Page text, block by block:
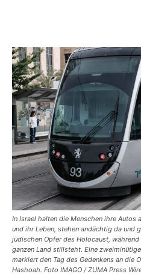
In Israel halten die Menschen ihre Autos
und ihr Leben, stehen andächtig da und
jüdischen Opfer des Holocaust,
ganzen Land stillsteht. Eine
markiert den Tag des Gedenkens an die
Hashoah. Foto IMAGO / ZUMA Press